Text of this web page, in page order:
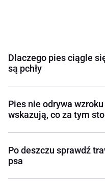
Dlaczego pies ciągle
są pchły
Pies nie odrywa
wskazują, co za tym
Po deszczu sprawdź
psa